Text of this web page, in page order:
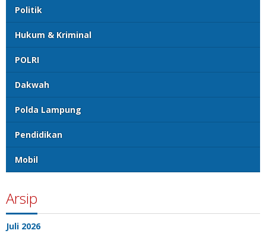
Politik
Hukum & Kriminal
POLRI
Dakwah
Polda Lampung
Pendidikan
Mobil
Arsip
Juli 2026